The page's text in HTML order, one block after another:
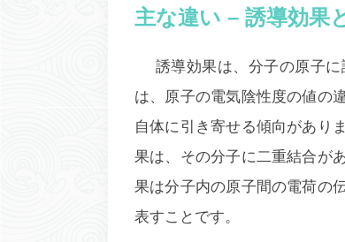
主な違い – 誘導効果
誘導効果は、分子の原子
は、原子の電気陰性度の値の
自体に引き寄せる傾向があり
果は、その分子に二重結合が
果は分子内の原子間の電荷の
表すことです。